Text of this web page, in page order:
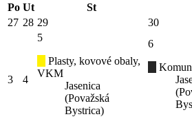
Po Ut St
27 28 29 30
3 4
5
Plasty, kovové obaly,
VKM
Jasenica
(Považská
Bystrica)
6